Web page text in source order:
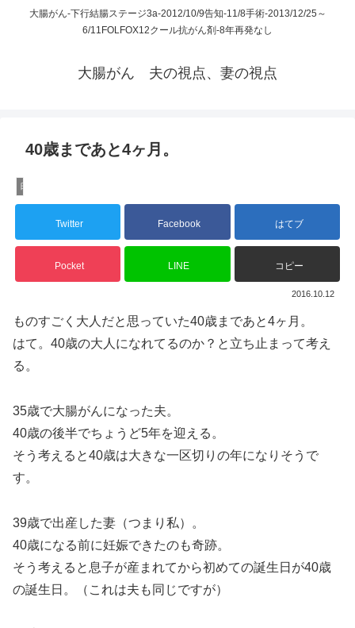
大腸がん-下行結腸ステージ3a-2012/10/9告知-11/8手術-2013/12/25～
6/11FOLFOX12クール抗がん剤-8年再発なし
大腸がん 夫の視点、妻の視点
40歳まであと4ヶ月。
日々徒然
Twitter Facebook はてブ
Pocket LINE コピー
2016.10.12
ものすごく大人だと思っていた40歳まであと4ヶ月。
はて。40歳の大人になれてるのか？と立ち止まって考え
る。
35歳で大腸がんになった夫。
40歳の後半でちょうど5年を迎える。
そう考えると40歳は大きな一区切りの年になりそうで
す。
39歳で出産した妻（つまり私）。
40歳になる前に妊娠できたのも奇跡。
そう考えると息子が産まれてから初めての誕生日が40歳
の誕生日。（これは夫も同じですが）